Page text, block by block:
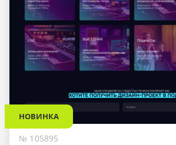
НОВИНКА
№ 105895